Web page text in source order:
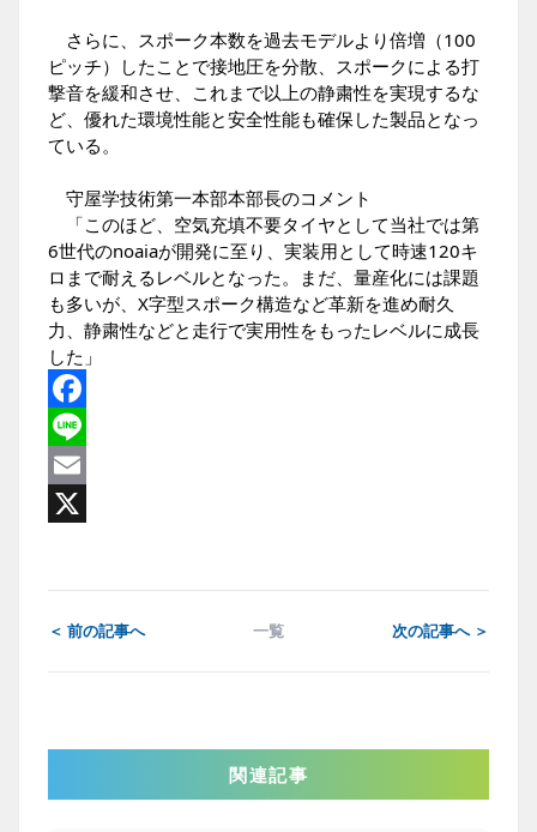
さらに、スポーク本数を過去モデルより倍増（100
ピッチ）したことで接地圧を分散、スポークによる打
撃音を緩和させ、これまで以上の静粛性を実現するな
ど、優れた環境性能と安全性能も確保した製品となっ
ている。
守屋学技術第一本部本部長のコメント
「このほど、空気充填不要タイヤとして当社では第
6世代のnoaiaが開発に至り、実装用として時速120キ
ロまで耐えるレベルとなった。まだ、量産化には課題
も多いが、X字型スポーク構造など革新を進め耐久
力、静粛性などと走行で実用性をもったレベルに成長
した」
Facebook
Line
Email
＜ 前の記事へ 一覧 次の記事へ ＞
関連記事